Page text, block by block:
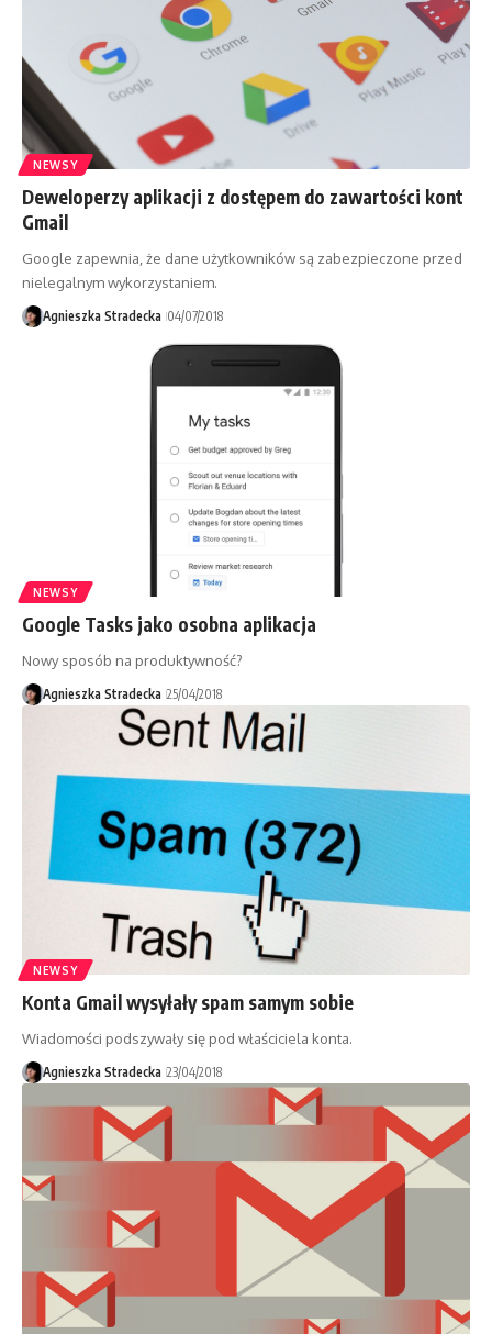
NEWSY
Deweloperzy aplikacji z dostępem do zawartości kont
Gmail
Google zapewnia, że dane użytkowników są zabezpieczone przed
nielegalnym wykorzystaniem.
Agnieszka Stradecka 04/07/2018
NEWSY
Google Tasks jako osobna aplikacja
Nowy sposób na produktywność?
Agnieszka Stradecka 25/04/2018
NEWSY
Konta Gmail wysyłały spam samym sobie
Wiadomości podszywały się pod właściciela konta.
Agnieszka Stradecka 23/04/2018